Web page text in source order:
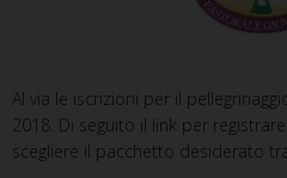
Al via le iscrizioni per il
2018. Di seguito il link per
scegliere il pacchetto desiderato